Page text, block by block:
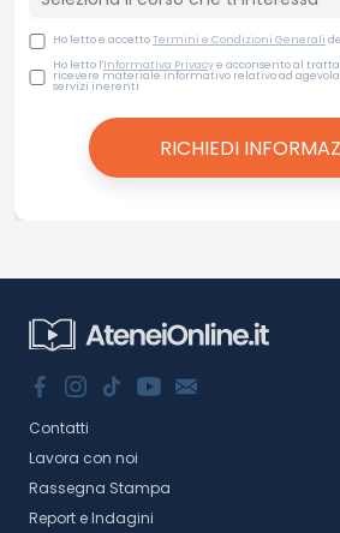
Ho letto e accettoTermini e Condizioni Generali
Ho letto l'Informativa Privacye acconsento al
ricevere materiale informativo relativo ad
servizi inerenti
Contatti
Lavora con noi
Rassegna Stampa
Report e Indagini